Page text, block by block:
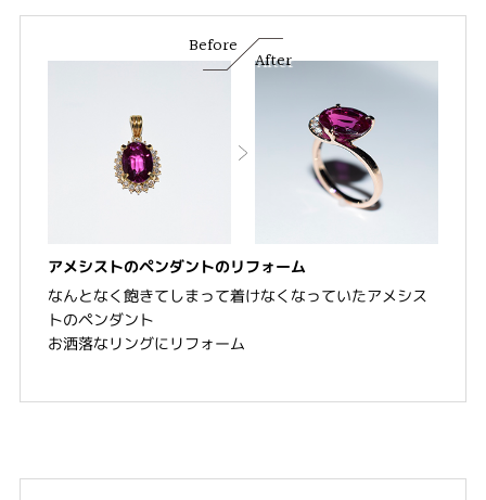
Before
After
アメシストのペンダントのリフォーム
なんとなく飽きてしまって着けなくなっていたアメシス
トのペンダント
お洒落なリングにリフォーム